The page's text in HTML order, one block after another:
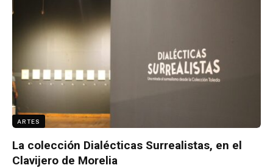
ARTES
La colección Dialécticas Surrealistas, en el
Clavijero de Morelia